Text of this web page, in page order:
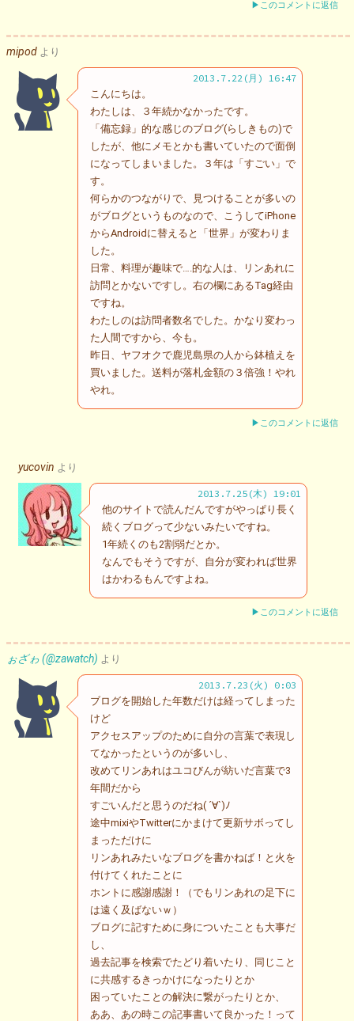
▶このコメントに返信
mipod より
2013.7.22(月) 16:47
こんにちは。
わたしは、３年続かなかったです。
「備忘録」的な感じのブログ(らしきもの)で
したが、他にメモとかも書いていたので面倒
になってしまいました。３年は「すごい」で
す。
何らかのつながりで、見つけることが多いの
がブログというものなので、こうしてiPhone
からAndroidに替えると「世界」が変わりま
した。
日常、料理が趣味で….的な人は、リンあれに
訪問とかないですし。右の欄にあるTag経由
ですね。
わたしのは訪問者数名でした。かなり変わっ
た人間ですから、今も。
昨日、ヤフオクで鹿児島県の人から鉢植えを
買いました。送料が落札金額の３倍強！やれ
やれ。
▶このコメントに返信
yucovin より
2013.7.25(木) 19:01
他のサイトで読んだんですがやっぱり長く
続くブログって少ないみたいですね。
1年続くのも2割弱だとか。
なんでもそうですが、自分が変われば世界
はかわるもんですよね。
▶このコメントに返信
ぉざゎ (@zawatch) より
2013.7.23(火) 0:03
ブログを開始した年数だけは経ってしまった
けど
アクセスアップのために自分の言葉で表現し
てなかったというのが多いし、
改めてリンあれはユコびんが紡いだ言葉で3
年間だから
すごいんだと思うのだね( ´∀`)ﾉ
途中mixiやTwitterにかまけて更新サボってし
まっただけに
リンあれみたいなブログを書かねば！と火を
付けてくれたことに
ホントに感謝感謝！（でもリンあれの足下に
は遠く及ばないｗ）
ブログに記すために身についたことも大事だ
し、
過去記事を検索でたどり着いたり、同じこと
に共感するきっかけになったりとか
困っていたことの解決に繋がったりとか、
ああ、あの時この記事書いて良かった！って